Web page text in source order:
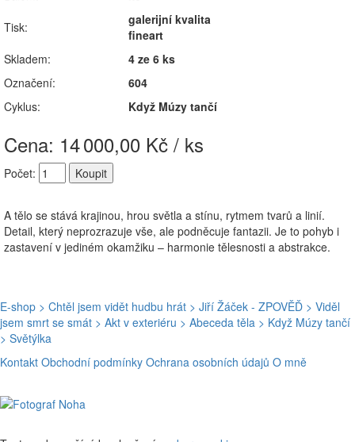
Tisk:
galerijní kvalita
fineart
Skladem:
4 ze 6 ks
Označení:
604
Cyklus:
Když Múzy tančí
Cena: 14000,00 Kč / ks
Počet:
A tělo se stává krajinou, hrou světla a stínu, rytmem tvarů a linií.
Detail, který neprozrazuje vše, ale podněcuje fantazii. Je to pohyb i
zastavení v jediném okamžiku – harmonie tělesnosti a abstrakce.
E-shop > Chtěl jsem vidět hudbu hrát > Jiří Žáček - ZPOVĚĎ > Viděl
jsem smrt se smát > Akt v exteriéru > Abeceda těla > Když Múzy tančí
> Světýlka
Kontakt Obchodní podmínky Ochrana osobních údajů O mně